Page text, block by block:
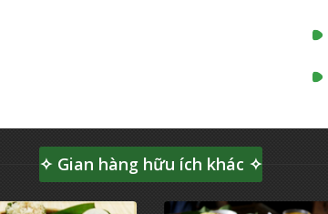
✧ Gian hàng hữu ích khác ✧